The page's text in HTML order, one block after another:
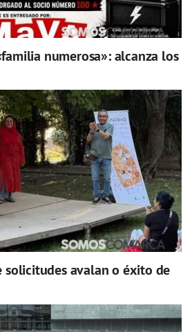
numerosa»: alcanza los
solicitudes avalan o éxito de